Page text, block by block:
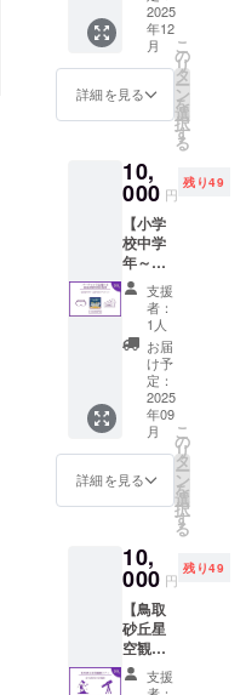
作られ
ている
・鳥取
県のブ
ランド
ぞらま
い）を
水/お湯
を入れ
るだけ
で、お
にぎり
になる
・保存
期間は5
年間な
ので、
防災食
として
すめ ・
登山の
もぴっ
たり
【商品
詳細】
名称：
うるち
米（鳥
高松市
こども
未来館
★特
典：優
クラ
ファン
申込者
限定
グッズ
※その他
の開催
日程に
ついて
は、決
まり次
第メイ
ンペー
ジまた
は活動
報告に
てお知
ご支援
いただ
には、
優先的
に参加
枠をご
amulap
oオリジ
ナル
グッズ
セット
をお送
す。 ＜
内容＞
・フラ
イトタ
グ（本
体サイ
ズ：縦
3cm×横
14㎝）
・タン
ブラー
（直径
67㎜×高
さ231
㎜、容
量
355ml
（幅
240mm
×高さ
370mm
×マチ
120mm
、容量
2025
年12
月
詳細を見る
こ
の
リ
タ
ー
ン
を
選
択
す
る
10,
000 円
残り49
【小学
校中学
年～高
学年向
けバー
チャル
宇宙飛
行士選
抜試験
特別参
加券】
＜イベ
ント詳
細（予
定）＞
日付：
9月21日
（日）
9:00～
16:00
宇都宮
市文化
会館 11
月9日
（日）
支援
者：
1人
お届
け予
定：
2025
年09
月
詳細を見る
こ
の
リ
タ
ー
ン
を
選
択
す
る
10,
000 円
残り49
【鳥取
砂丘星
空観測
ツ
アー】
支援